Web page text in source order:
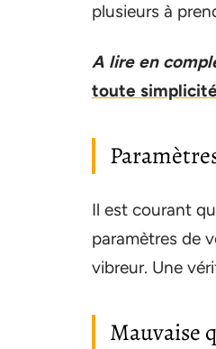
plusieurs à
A lire en
toute simplicité
Il est courant
paramètres de
vibreur. Une
Mauvaise